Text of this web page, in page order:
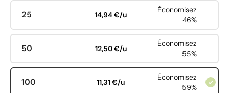
25 14,94 €/u
Économisez
46%
50 12,50 €/u
Économisez
55%
100 11,31 €/u
Économisez
59%